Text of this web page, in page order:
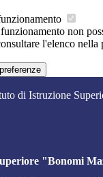
non
l'elenco nella
di Istruzione
"Bonomi